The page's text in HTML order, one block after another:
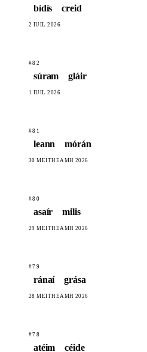
bídís creid
2 IÚIL 2026
#82
súram gláir
1 IÚIL 2026
#81
leann mórán
30 MEITHEAMH 2026
#80
asaír milis
29 MEITHEAMH 2026
#79
ránaí grása
28 MEITHEAMH 2026
#78
atéim céide